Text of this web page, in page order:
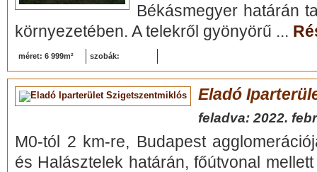
Békásmegyer határán
környezetében. A telekről gyönyörű ...
méret: 6 999m² szobák:
Eladó
feladva: 2022.
M0-tól 2 km-re, Budapest
és Halásztelek határán, főútvonal